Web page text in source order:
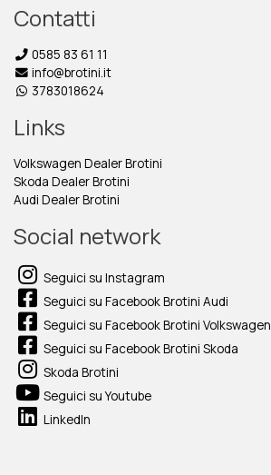
Contatti
0585 83 61 11
info@brotini.it
3783018624
Links
Volkswagen Dealer Brotini
Skoda Dealer Brotini
Audi Dealer Brotini
Social network
Seguici su Instagram
Seguici su Facebook Brotini Audi
Seguici su Facebook Brotini Volkswagen
Seguici su Facebook Brotini Skoda
Skoda Brotini
Seguici su Youtube
LinkedIn